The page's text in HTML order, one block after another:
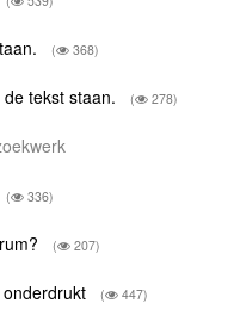
( 368)
tekst staan. ( 278)
( 336)
( 207)
( 447)